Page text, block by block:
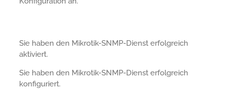
Sie haben den Mikrotik-SNMP-Dienst erfolgreich
aktiviert.
Sie haben den Mikrotik-SNMP-Dienst erfolgreich
konfiguriert.